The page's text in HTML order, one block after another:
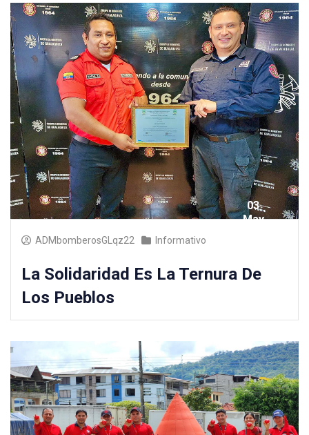
ADMbomberosGLqz22 Informativo
03
May
La Solidaridad Es La Ternura De
Los Pueblos